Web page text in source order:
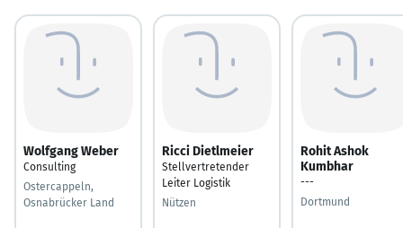
Wolfgang Weber
Consulting
Ostercappeln,
Osnabrücker Land
Ricci Dietlmeier
Stellvertretender
Leiter Logistik
Nützen
Rohit Ashok
Kumbhar
---
Dortmund